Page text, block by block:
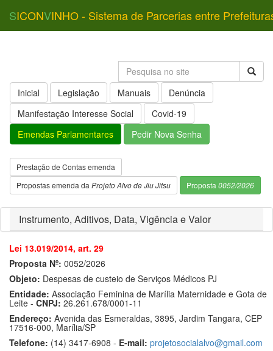
SICONVINHO - Sistema de Parcerias entre
Inicial Legislação Manuais
Denúncia
Manifestação Interesse Social
Covid-19
Emendas Parlamentares
Pedir Nova Senha
Prestação de Contas emenda
Propostas emenda da Projeto Alvo de Jiu Jitsu Proposta 0052/2026
Instrumento, Aditivos, Data, Vigência e Valor
Lei 13.019/2014, art. 29
Proposta Nº: 0052/2026
Objeto: Despesas de custeio de Serviços Médicos PJ
Entidade: Associação Feminina de Marília Maternidade e Gota de
Leite - CNPJ: 26.261.678/0001-11
Endereço: Avenida das Esmeraldas, 3895, Jardim Tangara, CEP
17516-000, Marília/SP
Telefone: (14) 3417-6908 - E-mail: projetosocialalvo@gmail.com